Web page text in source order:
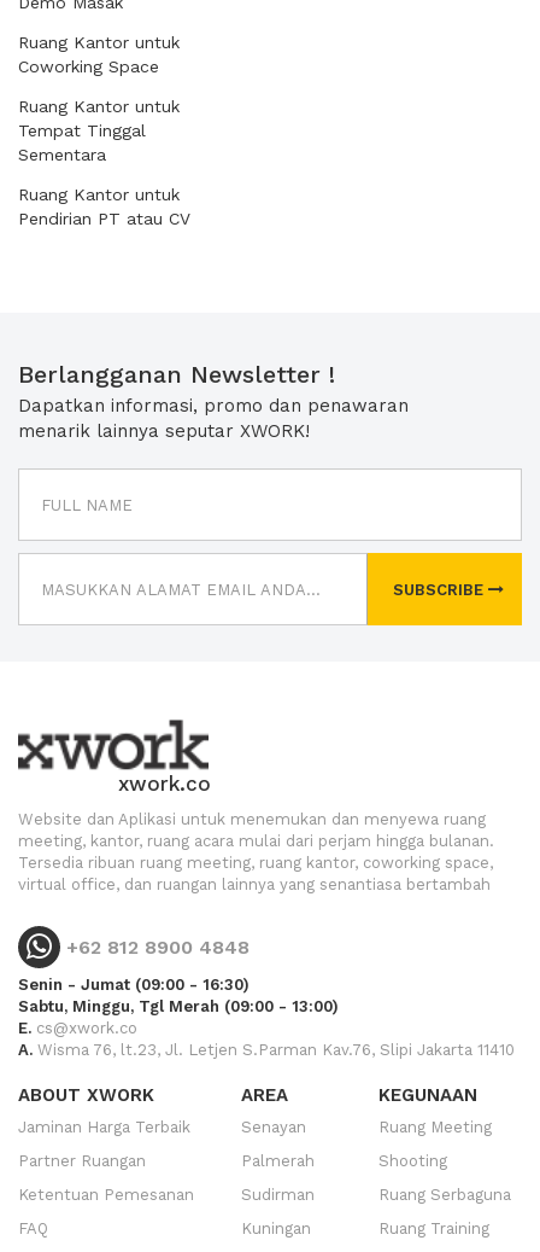
Ruang Kantor untuk
Coworking Space
Ruang Kantor untuk
Tempat Tinggal
Sementara
Ruang Kantor untuk
Pendirian PT atau CV
Berlangganan Newsletter !
Dapatkan informasi, promo dan penawaran
menarik lainnya seputar XWORK!
SUBSCRIBE
xwork.co
Website dan Aplikasi untuk menemukan dan menyewa ruang
meeting, kantor, ruang acara mulai dari perjam hingga bulanan.
Tersedia ribuan ruang meeting, ruang kantor, coworking space,
virtual office, dan ruangan lainnya yang senantiasa bertambah
+62 812 8900 4848
Senin - Jumat (09:00 - 16:30)
Sabtu, Minggu, Tgl Merah (09:00 - 13:00)
E. cs@xwork.co
A. Wisma 76, lt.23, Jl. Letjen S.Parman Kav.76, Slipi Jakarta 11410
ABOUT XWORK
Jaminan Harga Terbaik
Partner Ruangan
Ketentuan Pemesanan
FAQ
AREA
Senayan
Palmerah
Sudirman
Kuningan
KEGUNAAN
Ruang Meeting
Shooting
Ruang Serbaguna
Ruang Training